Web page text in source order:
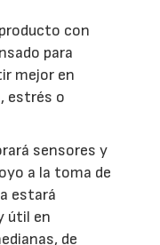
con
para
mejor en
estrés o
sensores y
a la toma de
estará
útil en
de